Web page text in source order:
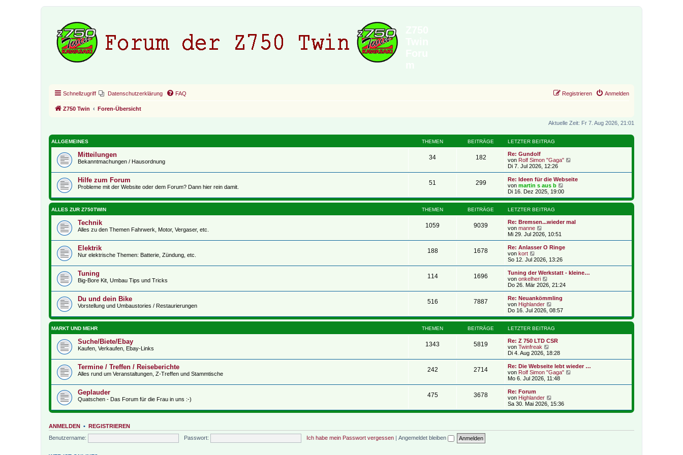
Schnellzugriff Datenschutzerklärung FAQ Anmelden
Registrieren
Z750 Twin Foren-Übersicht
Aktuelle Zeit: Fr 7. Aug 2026, 21:01
ALLGEMEINES THEMEN BEITRÄGE LETZTER BEITRAG
Mitteilungen
Bekanntmachungen / Hausordnung
34 182
Re: Gundolf
von Rolf Simon "Gaga"
u
e
r
e
i
Di 7. Jul 2026, 12:26
Hilfe zum Forum
Probleme mit der Website oder dem Forum? Dann hier rein damit.
51 299
Re: Ideen für die Webseite
von martin s aus b
e
u
e
t
e
e
i
Di 16. Dez 2025, 19:00
ALLES ZUR Z750TWIN THEMEN BEITRÄGE LETZTER BEITRAG
Technik
Alles zu den Themen Fahrwerk, Motor, Vergaser, etc.
1059 9039
Re: Bremsen...wieder mal
von manne
e
u
e
t
r
B
e
i
r
a
g
Mi 29. Jul 2026, 10:51
Elektrik
Nur elektrische Themen: Batterie, Zündung, etc.
188 1678
Re: Anlasser O Ringe
von kort
e
u
e
s
t
r
B
e
i
t
r
a
g
So 12. Jul 2026, 13:26
Tuning
Big-Bore Kit, Umbau Tips und Tricks
114 1696
Tuning der Werkstatt - kleine…
von onkelheri
e
u
e
s
t
r
B
e
i
t
r
g
Do 26. Mär 2026, 21:24
Du und dein Bike
Vorstellung und Umbaustories / Restaurierungen
516 7887
Re: Neuankömmling
von Highlander
e
u
e
s
t
e
B
e
i
t
r
Do 16. Jul 2026, 08:57
MARKT UND MEHR THEMEN BEITRÄGE LETZTER BEITRAG
Suche/Biete/Ebay
Kaufen, Verkaufen, Ebay-Links
1343 5819
Re: Z 750 LTD CSR
von Twinfreak
e
u
e
s
t
B
e
i
t
g
Di 4. Aug 2026, 18:28
Termine / Treffen / Reiseberichte
Alles rund um Veranstaltungen, Z-Treffen und Stammtische
242 2714
Re: Die Webseite lebt wieder …
von Rolf Simon "Gaga"
u
r
i
Mo 6. Jul 2026, 11:48
Geplauder
Quatschen - Das Forum für die Frau in uns :-)
475 3678
Re: Forum
von Highlander
e
u
Sa 30. Mai 2026, 15:36
ANMELDEN • REGISTRIEREN
Benutzername:
Passwort: Ich habe mein Passwort vergessen | Angemeldet bleiben